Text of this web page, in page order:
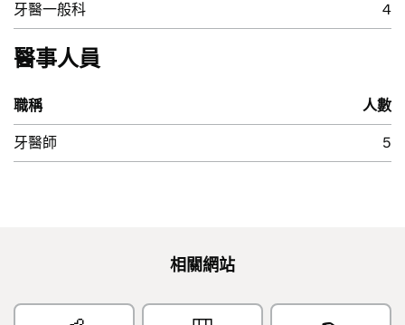
牙醫一般科 4
醫事人員
職稱 人數
牙醫師 5
相關網站